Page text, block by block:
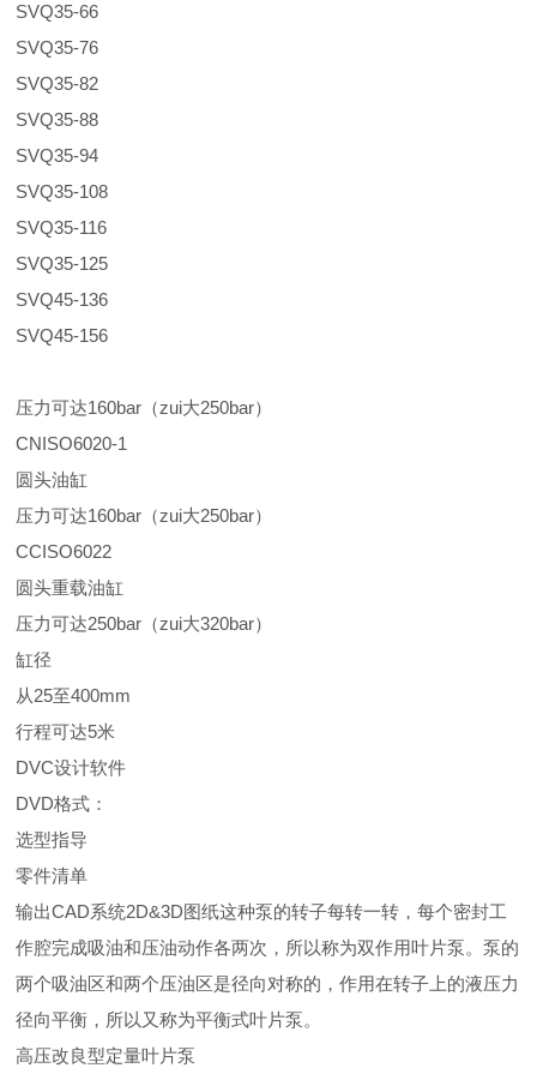
SVQ35-66
SVQ35-76
SVQ35-82
SVQ35-88
SVQ35-94
SVQ35-108
SVQ35-116
SVQ35-125
SVQ45-136
SVQ45-156
压力可达160bar（zui大250bar）
CNISO6020-1
圆头油缸
压力可达160bar（zui大250bar）
CCISO6022
圆头重载油缸
压力可达250bar（zui大320bar）
缸径
从25至400mm
行程可达5米
DVC设计软件
DVD格式：
选型指导
零件清单
输出CAD系统2D&3D图纸这种泵的转子每转一转，每个密封工
作腔完成吸油和压油动作各两次，所以称为双作用叶片泵。泵的
两个吸油区和两个压油区是径向对称的，作用在转子上的液压力
径向平衡，所以又称为平衡式叶片泵。
高压改良型定量叶片泵